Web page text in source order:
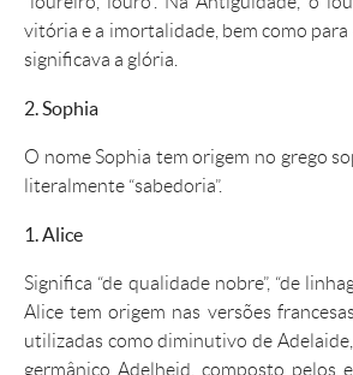
vitória e a imortalidade, bem como
significava a glória.
2. Sophia
O nome Sophia tem origem no grego
literalmente “sabedoria”.
1. Alice
Significa “de qualidade nobre”, “de
Alice tem origem nas versões
utilizadas como diminutivo de Adelaide,
germânico Adelheid, composto pelos